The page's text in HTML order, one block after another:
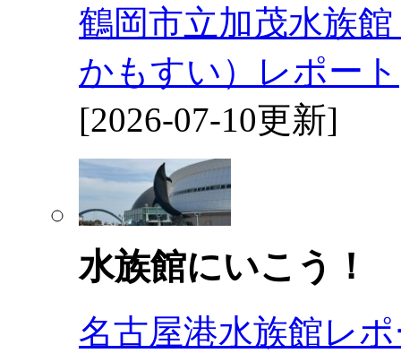
鶴岡市立加茂水族
かもすい）レポート
[2026-07-10更新]
水族館にいこう！
名古屋港水族館レ